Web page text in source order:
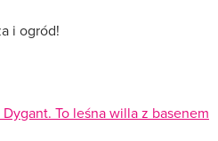
i ogród!
To leśna willa z basenem